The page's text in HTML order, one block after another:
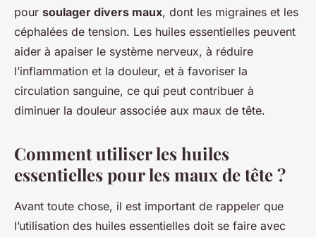
pour soulager divers maux, dont les migraines et les
céphalées de tension. Les huiles essentielles peuvent
aider à apaiser le système nerveux, à réduire
l’inflammation et la douleur, et à favoriser la
circulation sanguine, ce qui peut contribuer à
diminuer la douleur associée aux maux de tête.
Comment utiliser les huiles
essentielles pour les maux de tête ?
Avant toute chose, il est important de rappeler que
l’utilisation des huiles essentielles doit se faire avec